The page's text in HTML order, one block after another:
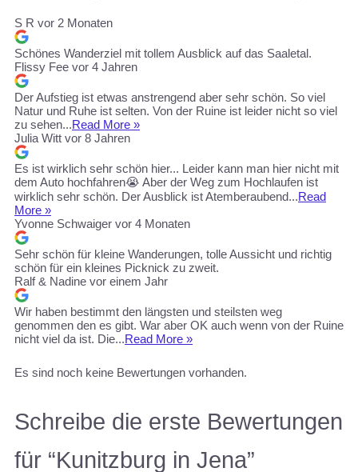
S R vor 2 Monaten
Schönes Wanderziel mit tollem Ausblick auf das Saaletal.
Flissy Fee vor 4 Jahren
Der Aufstieg ist etwas anstrengend aber sehr schön. So viel
Natur und Ruhe ist selten. Von der Ruine ist leider nicht so viel
zu sehen...Read More »
Julia Witt vor 8 Jahren
Es ist wirklich sehr schön hier... Leider kann man hier nicht mit
dem Auto hochfahren😭 Aber der Weg zum Hochlaufen ist
wirklich sehr schön. Der Ausblick ist Atemberaubend...Read
More »
Yvonne Schwaiger vor 4 Monaten
Sehr schön für kleine Wanderungen, tolle Aussicht und richtig
schön für ein kleines Picknick zu zweit.
Ralf & Nadine vor einem Jahr
Wir haben bestimmt den längsten und steilsten weg
genommen den es gibt. War aber OK auch wenn von der Ruine
nicht viel da ist. Die...Read More »
Es sind noch keine Bewertungen vorhanden.
Schreibe die erste Bewertungen
für “Kunitzburg in Jena”